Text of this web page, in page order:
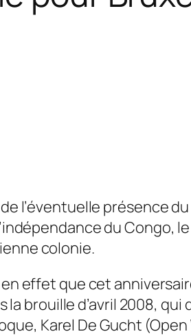
l’éventuelle présence
du Congo,
colonie.
effet que cet
brouille d’avril 2008,
Karel De Gucht